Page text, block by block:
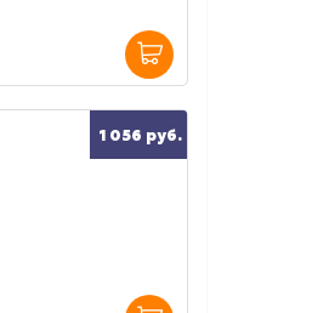
1 056 руб.